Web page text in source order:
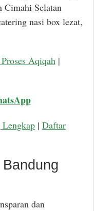
Cimahi Selatan
nasi box lezat,
Aqiqah|
| Daftar
dan